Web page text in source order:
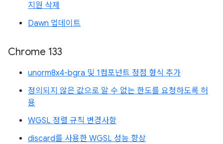
지원 삭제
Dawn 업데이트
Chrome 133
unorm8x4-bgra 및 1컴포넌트 정점 형식 추가
정의되지 않은 값으로 알 수 없는 한도를 요청하도록 허
용
WGSL 정렬 규칙 변경사항
discard를 사용한 WGSL 성능 향상